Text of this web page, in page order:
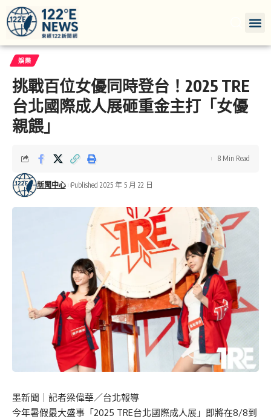
娛樂
挑戰百位女優同時登台！2025 TRE
台北國際成人展砸重金主打「女優
親餵」
新聞中心 Published 2025 年 5 月 22 日
8 Min Read
墨新聞 ｜記者梁偉華／台北報導
今年暑假最大盛事「2025 TRE台北國際成人展」即將在8/8到